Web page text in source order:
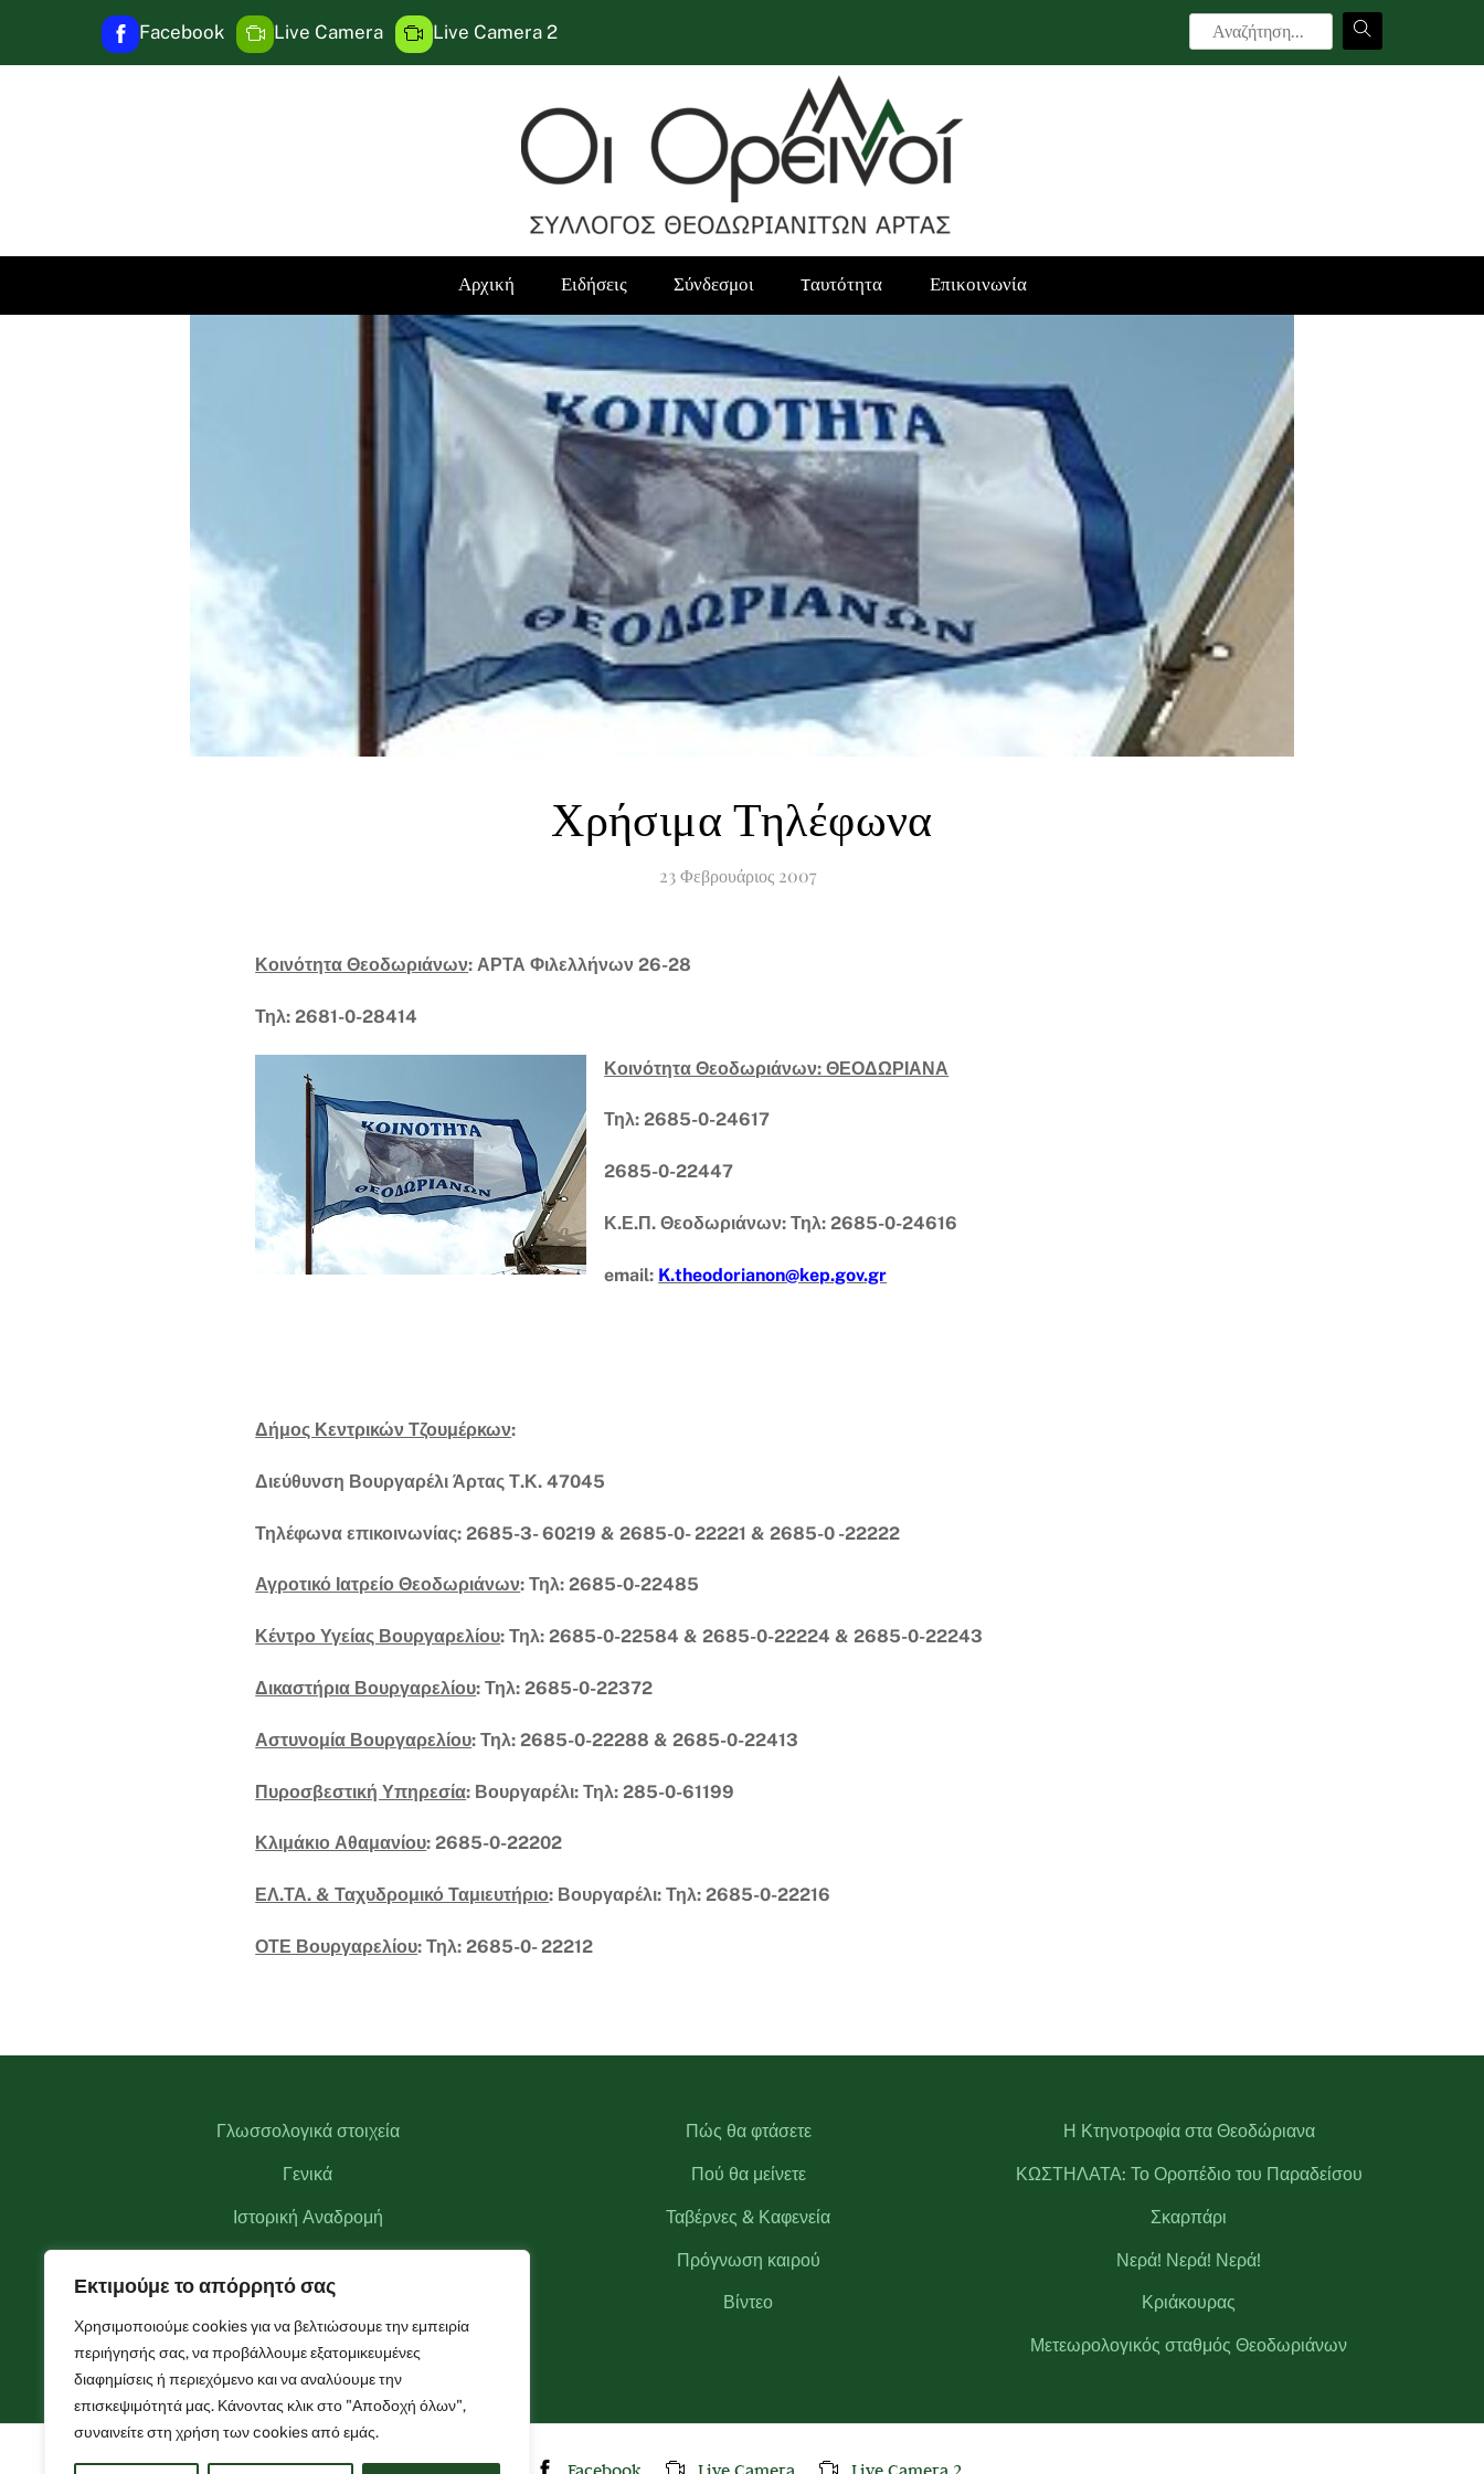
Εκτιμούμε το απόρρητό σας
Χρησιμοποιούμε cookies για να βελτιώσουμε την εμπειρία
περιήγησής σας, να προβάλλουμε εξατομικευμένες
διαφημίσεις ή περιεχόμενο και να αναλύουμε την
επισκεψιμότητά μας. Κάνοντας κλικ στο "Αποδοχή όλων",
συναινείτε στη χρήση των cookies από εμάς.
content
Facebook Live Camera Live Camera 2
Αρχική Ειδήσεις Σύνδεσμοι Tαυτότητα Επικοινωνία
Χρήσιμα Τηλέφωνα
23 Φεβρουάριος 2007
Κοινότητα Θεοδωριάνων: ΑΡΤΑ Φιλελλήνων 26-28
Τηλ: 2681-0-28414
Κοινότητα Θεοδωριάνων: ΘΕΟΔΩΡΙΑΝΑ
Τηλ: 2685-0-24617
2685-0-22447
Κ.Ε.Π. Θεοδωριάνων: Τηλ: 2685-0-24616
email: K.theodorianon@kep.gov.gr
Δήμος Κεντρικών Τζουμέρκων:
Διεύθυνση Βουργαρέλι Άρτας Τ.Κ. 47045
Τηλέφωνα επικοινωνίας: 2685-3- 60219 & 2685-0- 22221 & 2685-0 -22222
Αγροτικό Ιατρείο Θεοδωριάνων: Τηλ: 2685-0-22485
Κέντρο Υγείας Βουργαρελίου: Τηλ: 2685-0-22584 &2685-0-22224 &2685-0-22243
Δικαστήρια Βουργαρελίου: Τηλ: 2685-0-22372
Αστυνομία Βουργαρελίου: Τηλ: 2685-0-22288 &2685-0-22413
Πυροσβεστική Υπηρεσία: Βουργαρέλι: Τηλ: 285-0-61199
Κλιμάκιο Αθαμανίου: 2685-0-22202
ΕΛ.ΤΑ. & Ταχυδρομικό Ταμιευτήριο: Βουργαρέλι:Τηλ: 2685-0-22216
ΟΤΕ Βουργαρελίου: Τηλ: 2685-0- 22212
Γλωσσολογικά στοιχεία
Γενικά
Ιστορική Αναδρομή
Αναγκαστικός Συνεταιρισμός Θεοδωριάνων
Φωτογραφίες
Πώς θα φτάσετε
Πού θα μείνετε
Ταβέρνες & Καφενεία
Πρόγνωση καιρού
Βίντεο
Η Κτηνοτροφία στα Θεοδώριανα
ΚΩΣΤΗΛΑΤΑ: Το Οροπέδιο του Παραδείσου
Σκαρπάρι
Νερά! Νερά! Νερά!
Κριάκουρας
Μετεωρολογικός σταθμός Θεοδωριάνων